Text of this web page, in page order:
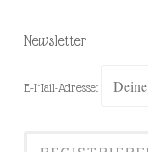
Newsletter
E-Mail-Adresse: